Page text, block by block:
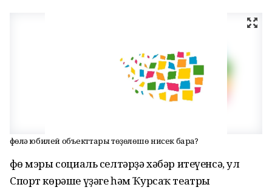
Өфөлә юбилей объекттары төҙөлөшө нисек бара?
Өфө мэры социаль селтәрҙә хәбәр итеүенсә, ул
Спорт көрәше үҙәге һәм Ҡурсаҡ театры